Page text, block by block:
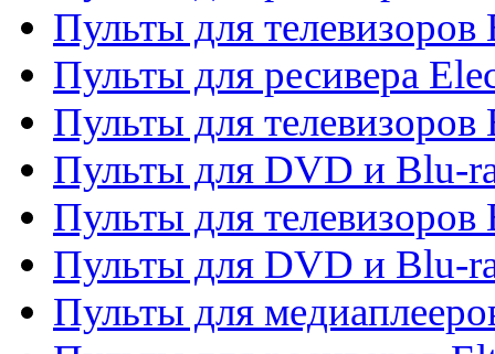
Пульты для телевизоров
Пульты для ресивера
Пульты для телевизоров
Пульты для DVD и Blu-
Пульты для телевизоров
Пульты для DVD и Blu-
Пульты для